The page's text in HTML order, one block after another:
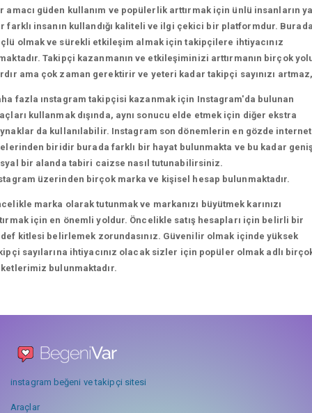
amacı güden kullanım ve popülerlik arttırmak için ünlü insanların
farklı insanın kullandığı kaliteli ve ilgi çekici bir platformdur.
olmak ve sürekli etkileşim almak için takipçilere ihtiyacınız
Takipçi kazanmanın ve etkileşiminizi arttırmanın birçok
ama çok zaman gerektirir ve yeteri kadar takipçi sayınızı
fazla ınstagram takipçisi kazanmak için Instagram'da bulunan
kullanmak dışında, aynı sonucu elde etmek için diğer ekstra
da kullanılabilir. Instagram son dönemlerin en gözde internet
biridir burada farklı bir hayat bulunmakta ve bu kadar
bir alanda tabiri caizse nasıl tutunabilirsiniz.
üzerinden birçok marka ve kişisel hesap bulunmaktadır.
marka olarak tutunmak ve markanızı büyütmek karınızı
için en önemli yoldur. Öncelikle satış hesapları için belirli bir
kitlesi belirlemek zorundasınız. Güvenilir olmak içinde yüksek
sayılarına ihtiyacınız olacak sizler için popüler olmak adlı
bulunmaktadır.
instagram beğeni ve takipçi sitesi
Araçlar